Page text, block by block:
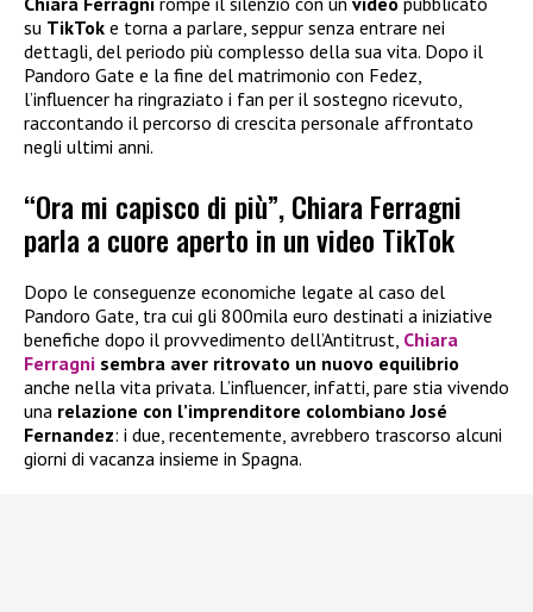
su TikTok e torna a parlare, seppur senza entrare nei
dettagli, del periodo più complesso della sua vita. Dopo il
Pandoro Gate e la fine del matrimonio con Fedez,
l’influencer ha ringraziato i fan per il sostegno ricevuto,
raccontando il percorso di crescita personale affrontato
negli ultimi anni.
“Ora mi capisco di più”, Chiara Ferragni
parla a cuore aperto in un video TikTok
Dopo le conseguenze economiche legate al caso del
Pandoro Gate, tra cui gli 800mila euro destinati a iniziative
benefiche dopo il provvedimento dell’Antitrust, Chiara
Ferragni sembra aver ritrovato un nuovo equilibrio
anche nella vita privata. L’influencer, infatti, pare stia vivendo
una relazione con l’imprenditore colombiano José
Fernandez: i due, recentemente, avrebbero trascorso alcuni
giorni di vacanza insieme in Spagna.